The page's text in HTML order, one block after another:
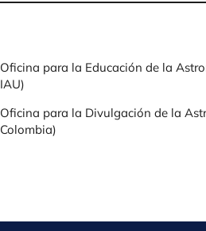
Oficina para la Educación de la
IAU)
Oficina para la Divulgación de la
Colombia)